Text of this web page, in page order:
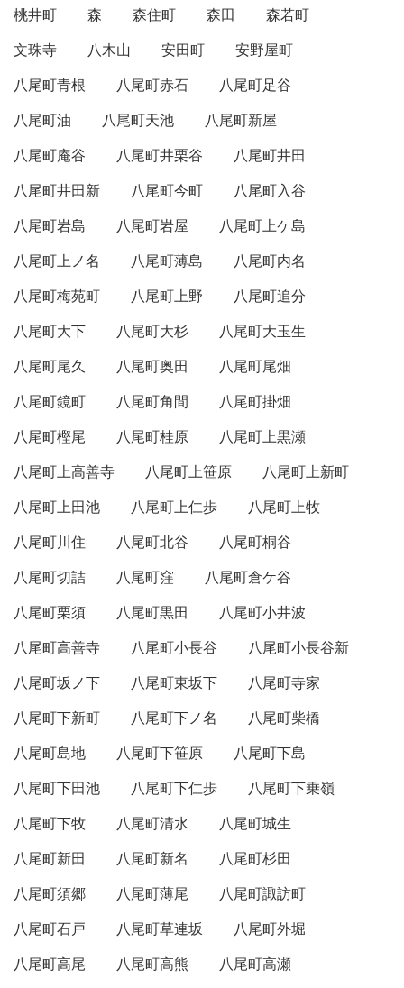
桃井町 森 森住町 森田
森若町
文珠寺
八木山 安田町
安野屋町
八尾町青根
八尾町赤石
八尾町足谷
八尾町油
八尾町天池
八尾町新屋
八尾町庵谷
八尾町井栗谷
八尾町井田
八尾町井田新
八尾町今町
八尾町入谷
八尾町岩島
八尾町岩屋
八尾町上ケ島
八尾町上ノ名
八尾町薄島
八尾町内名
八尾町梅苑町
八尾町上野
八尾町追分
八尾町大下
八尾町大杉
八尾町大玉生
八尾町尾久
八尾町奥田
八尾町尾畑
八尾町鏡町
八尾町角間
八尾町掛畑
八尾町樫尾
八尾町桂原
八尾町上黒瀬
八尾町上高善寺
八尾町上笹原
八尾町上新町
八尾町上田池
八尾町上仁歩
八尾町上牧
八尾町川住
八尾町北谷
八尾町桐谷
八尾町切詰
八尾町窪
八尾町倉ケ谷
八尾町栗須
八尾町黒田
八尾町小井波
八尾町高善寺
八尾町小長谷
八尾町小長谷新
八尾町坂ノ下
八尾町東坂下
八尾町寺家
八尾町下新町
八尾町下ノ名
八尾町柴橋
八尾町島地
八尾町下笹原
八尾町下島
八尾町下田池
八尾町下仁歩
八尾町下乗嶺
八尾町下牧
八尾町清水
八尾町城生
八尾町新田
八尾町新名
八尾町杉田
八尾町須郷
八尾町薄尾
八尾町諏訪町
八尾町石戸
八尾町草連坂
八尾町外堀
八尾町高尾
八尾町高熊
八尾町高瀬